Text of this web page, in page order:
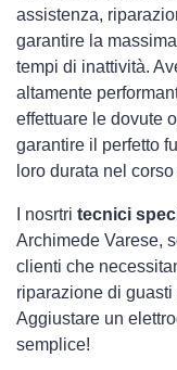
assistenza,
garantire la
tempi di inattività.
altamente
effettuare le dovute
garantire il perfetto
loro durata nel
I nosrtri tecnici
Archimede Varese,
clienti che
riparazione di
Aggiustare un
semplice!